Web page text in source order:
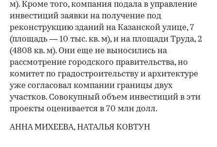
м). Кроме того, компания подала в управление
инвестиций заявки на получение под
реконструкцию зданий на Казанской улице, 7
(площадь — 10 тыс. кв. м), и на площади Труда, 2
(4808 кв. м). Они еще не выносились на
рассмотрение город­ского правительства, но
комитет по градостроительству и архитектуре
уже согласовал компании границы двух
участков. Совокупный объем инвестиций в эти
проекты оценивается в 70 млн долл.
АННА МИХЕЕВА, НАТАЛЬЯ КОВТУН